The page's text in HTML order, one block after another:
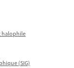
halophile
(SIG)